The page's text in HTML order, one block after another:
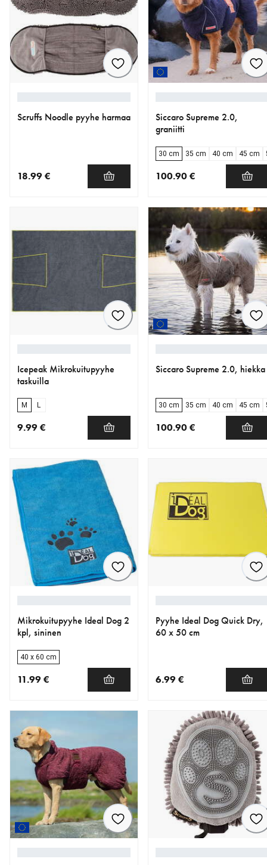
Scruffs Noodle pyyhe harmaa
18.99 €
Siccaro Supreme 2.0,
graniitti
30 cm 35 cm 40 cm 45 cm
100.90 €
Icepeak Mikrokuitupyyhe
taskuilla
M L
9.99 €
Siccaro Supreme 2.0, hiekka
30 cm 35 cm 40 cm 45 cm
100.90 €
Mikrokuitupyyhe Ideal Dog 2
kpl, sininen
40 x 60 cm
11.99 €
Pyyhe Ideal Dog Quick Dry,
60 x 50 cm
6.99 €